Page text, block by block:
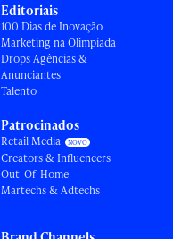
Editoriais
100 Dias de Inovação
Marketing na Olimpíada
Drops Agências &
Anunciantes
Talento
Patrocinados
Retail Media
Creators & Influencers
Out-Of-Home
Martechs & Adtechs